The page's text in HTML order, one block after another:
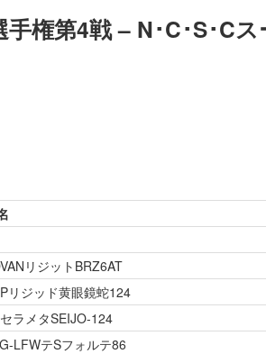
権第4戦 – N･C･S･C
リジットBRZ6AT
リジッド黄眼鏡蛇124
ラメタSEIJO-124
LFWテSフォルテ86